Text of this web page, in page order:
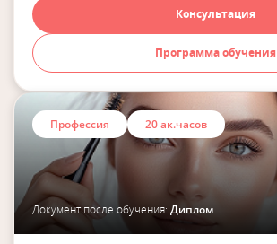
Консультация
Программа обучения
Профессия 20 ак.часов
Документ после обучения: Диплом